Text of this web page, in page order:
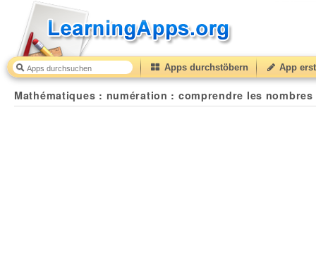
Apps durchstöbern App
Mathématiques : numération : comprendre les nombres
Mathématiques : numération : comprendre les nombres décimaux.